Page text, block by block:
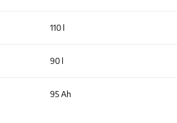
110 l
90 l
95 Ah